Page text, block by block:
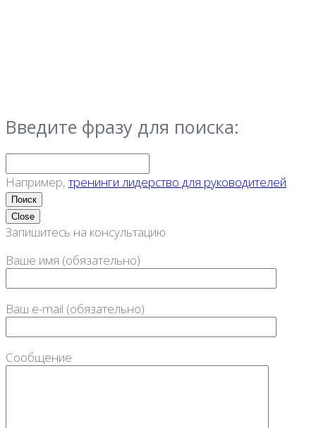
Введите фразу для поиска:
Например, тренинги лидерство для руководителей
Close
Запишитесь на консультацию
Ваше имя (обязательно)
Ваш e-mail (обязательно)
Сообщение